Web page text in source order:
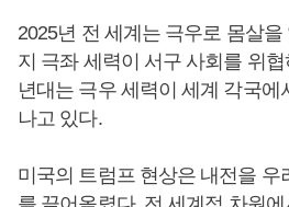
2025년 전 세계는 극우로 몸살
지 극좌 세력이 서구 사회를 위
년대는 극우 세력이 세계 각국에
나고 있다.
미국의 트럼프 현상은 내전을 우